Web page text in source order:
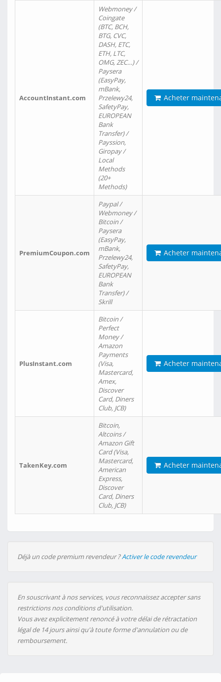
AccountInstant.com
Webmoney /
Coingate
(BTC, BCH,
BTG, CVC,
DASH, ETC,
ETH, LTC,
OMG, ZEC…) /
Paysera
(EasyPay,
mBank,
Przelewy24,
SafetyPay,
EUROPEAN
Bank
Transfer) /
Payssion,
Giropay /
Local
Methods
(20+
Methods)
Acheter
PremiumCoupon.com
Paypal /
Webmoney /
Bitcoin /
Paysera
(EasyPay,
mBank,
Przelewy24,
SafetyPay,
EUROPEAN
Bank
Transfer) /
Skrill
Acheter
PlusInstant.com
Bitcoin /
Perfect
Money /
Amazon
Payments
(Visa,
Mastercard,
Amex,
Discover
Card, Diners
Club, JCB)
Acheter
TakenKey.com
Bitcoin,
Altcoins /
Amazon Gift
Card (Visa,
Mastercard,
American
Express,
Discover
Card, Diners
Club, JCB)
Acheter
Déjà un code premium revendeur ?Activer le code revendeur
En souscrivant à nos services, vous reconnaissez accepter sans
restrictions nos conditions d'utilisation.
Vous avez explicitement renoncé à votre délai de rétractation
légal de 14 jours ainsi qu'à toute forme d'annulation ou de
remboursement.